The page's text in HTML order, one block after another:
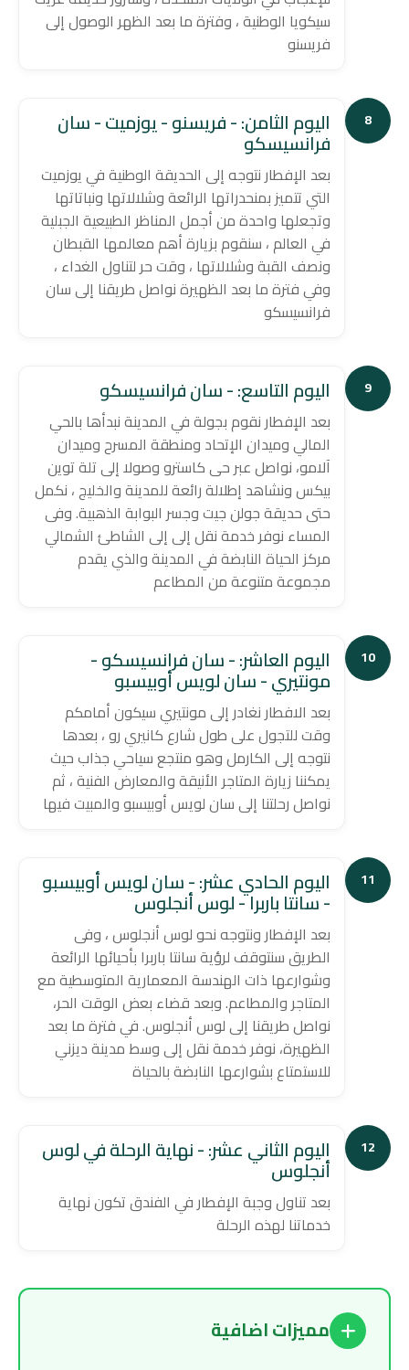
سيكويا الوطنية ، وفترة ما بعد الظهر الوصول إلى
فريسنو
8 اليوم الثامن: - فريسنو - يوزميت - سان
فرانسيسكو
بعد الإفطار نتوجه إلى الحديقة الوطنية في يوزميت
التي تتميز بمنحدراتها الرائعة وشلالاتها ونباتاتها
وتجعلها واحدة من أجمل المناظر الطبيعية الجبلية
في العالم ، سنقوم بزيارة أهم معالمها القبطان
ونصف القبة وشلالاتها ، وقت حر لتناول الغداء ،
وفي فترة ما بعد الظهيرة نواصل طريقنا إلى سان
فرانسيسكو
9 اليوم التاسع: - سان فرانسيسكو
بعد الإفطار نقوم بجولة في المدينة نبدأها بالحي
المالي وميدان الإتحاد ومنطقة المسرح وميدان
آلامو، نواصل عبر حى كاسترو وصولا إلى تلة توين
بيكس ونشاهد إطلالة رائعة للمدينة والخليج ، نكمل
حتى حديقة جولن جيت وجسر البوابة الذهبية. وفى
المساء نوفر خدمة نقل إلى إلى الشاطئ الشمالي
مركز الحياة النابضة في المدينة والذي يقدم
مجموعة متنوعة من المطاعم
10 اليوم العاشر: - سان فرانسيسكو -
مونتيري - سان لويس أوبيسبو
بعد الافطار نغادر إلى مونتيري سيكون أمامكم
وقت للتجول على طول شارع كانيري رو ، بعدها
نتوجه إلى الكارمل وهو منتجع سياحي جذاب حيث
يمكننا زيارة المتاجر الأنيقة والمعارض الفنية ، ثم
نواصل رحلتنا إلى سان لويس أوبيسبو والمبيت فيها
11 اليوم الحادي عشر: - سان لويس أوبيسبو
- سانتا باربرا - لوس أنجلوس
بعد الإفطار ونتوجه نحو لوس أنجلوس ، وفى
الطريق سنتوقف لرؤية سانتا باربرا بأحيائها الرائعة
وشوارعها ذات الهندسة المعمارية المتوسطية مع
المتاجر والمطاعم. وبعد قضاء بعض الوقت الحر،
نواصل طريقنا إلى لوس أنجلوس. في فترة ما بعد
الظهيرة، نوفر خدمة نقل إلى وسط مدينة ديزني
للاستمتاع بشوارعها النابضة بالحياة
12 اليوم الثاني عشر: - نهاية الرحلة في لوس
أنجلوس
بعد تناول وجبة الإفطار في الفندق تكون نهاية
خدماتنا لهذه الرحلة
مميزات اضافية